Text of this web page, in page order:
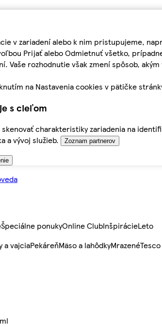
v zariadení alebo k nim pristupujeme,
Prijať alebo Odmietnuť všetko,
Vaše rozhodnutie však zmení spôsob,
na Nastavenia cookies v pätičke
s cieľom
charakteristiky zariadenia na
a vývoj služieb.
Zoznam partnerov
Špeciálne ponukyOnline ClubInšpirácieLeto
a vajciaPekáreňMäso a lahôdkyMrazené